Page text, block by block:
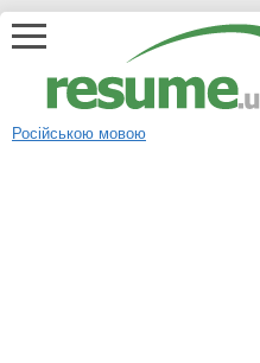
Російською мовою